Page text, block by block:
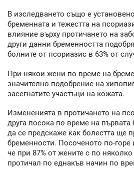
В изследването също е
бременната и тежестта на
влияние върху протичането на
други данни бременността
болните от псориазис в 63% от
При някои жени по време на
значително подобрение на
засегнатите участъци на кожата.
Измененията в протичането на
друга посока по време на
да се предскаже как болестта ще
бременности. Посоченото по-горе
че при 87% от жените с по
протичал по еднакъв начин по